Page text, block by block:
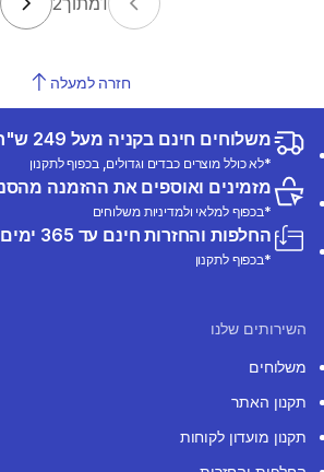
חזרה למעלה
משלוחים חינם בקניה מעל 249 ש"ח
*לא כולל מוצרים כבדים וגדולים, בכפוף לתקנון
מזמינים ואוספים את ההזמנה
*בכפוף למלאי ולמדיניות משלוחים
החלפות והחזרות חינם עד 365 ימים ממועד הרכישה
*בכפוף לתקנון
השירותים שלנו
משלוחים
תקנון האתר
תקנון מועדון לקוחות